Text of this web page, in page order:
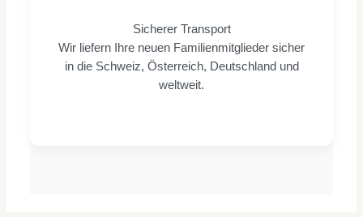
Sicherer Transport
Wir liefern Ihre neuen Familienmitglieder sicher
in die Schweiz, Österreich, Deutschland und
weltweit.